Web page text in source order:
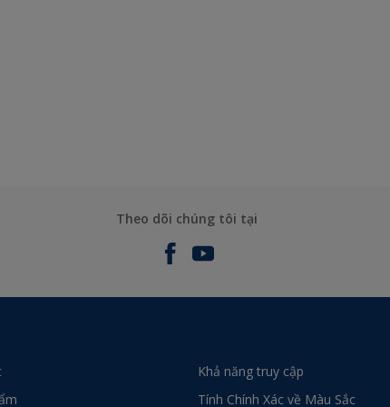
Theo dõi chúng tôi tại
Khả năng truy cập
Tính Chính Xác về Màu Sắc